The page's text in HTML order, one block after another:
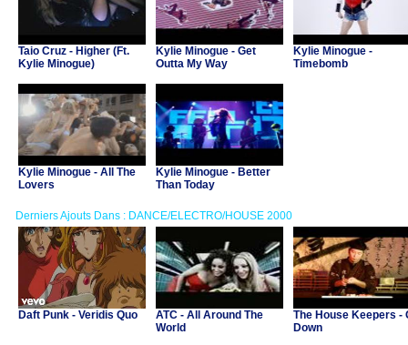
Taio Cruz - Higher (Ft.
Kylie Minogue)
Kylie Minogue - Get
Outta My Way
Kylie Minogue -
Timebomb
Kylie Minogue - All The
Lovers
Kylie Minogue - Better
Than Today
Derniers Ajouts Dans : DANCE/ELECTRO/HOUSE 2000
Daft Punk - Veridis Quo
ATC - All Around The
World
The House Keepers -
Down